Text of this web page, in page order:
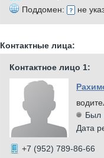
Поддомен:
не
Контактные лица:
Контактное лицо 1:
Был
Дата
+7 (952) 789-86-66